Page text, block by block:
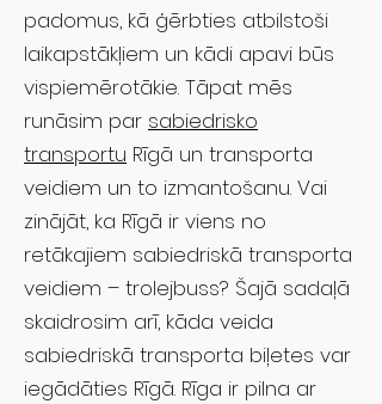
padomus, kā ģērbties atbilstoši
laikapstākļiem un kādi apavi būs
vispiemērotākie. Tāpat mēs
runāsim par sabiedrisko
transportu Rīgā un transporta
veidiem un to izmantošanu. Vai
zinājāt, ka Rīgā ir viens no
retākajiem sabiedriskā transporta
veidiem – trolejbuss? Šajā sadaļā
skaidrosim arī, kāda veida
sabiedriskā transporta biļetes var
iegādāties Rīgā. Rīga ir pilna ar